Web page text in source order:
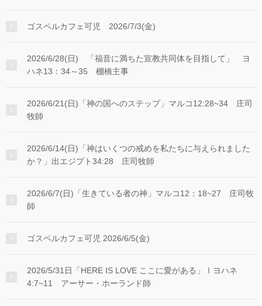
ゴスペルカフェ可児 2026/7/3(金)
2026/6/28(日) 「福音に満ちた宣教共同体を目指して」 ヨ
ハネ13：34～35 棚橋主事
2026/6/21(日)「神の国へのステップ」マルコ12:28~34 庄司
牧師
2026/6/14(日)「神はいくつの戒めを私たちに与えられました
か？」出エジプト34:28 庄司牧師
2026/6/7(日)「生きている者の神」マルコ12：18~27 庄司牧
師
ゴスペルカフェ可児 2026/6/5(金)
2026/5/31日「HERE IS LOVE ここに愛がある」Ⅰヨハネ
4:7~11 アーサー・ホーランド師